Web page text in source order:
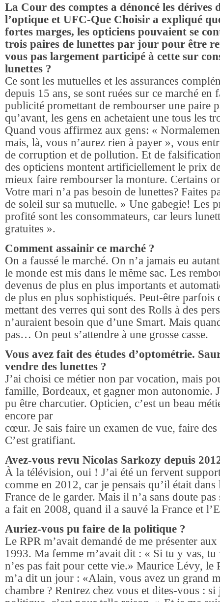
La Cour des comptes a dénoncé les dérives
l’optique et UFC-Que Choisir a expliqué
fortes marges, les opticiens pouvaient se
trois paires de lunettes par jour pour être
vous pas largement participé à cette sur
lunettes ?
Ce sont les mutuelles et les assurances
depuis 15 ans, se sont ruées sur ce marché en
publicité promettant de rembourser une paire
qu’avant, les gens en achetaient une tous les
Quand vous affirmez aux gens: «
mais, là, vous n’aurez rien à payer », vous
de corruption et de pollution. Et de
des opticiens montent artificiellement le prix
mieux faire rembourser la monture. Certains
Votre mari n’a pas besoin de lunettes? Faites
de soleil sur sa mutuelle. » Une gabegie! Les
profité sont les consommateurs, car leurs
gratuites ».
Comment assainir ce marché ?
On a faussé le marché. On n’a jamais eu
le monde est mis dans le même sac. Les
devenus de plus en plus importants et
de plus en plus sophistiqués. Peut-être parfois
mettant des verres qui sont des Rolls à des
n’auraient besoin que d’une Smart. Mais
pas… On peut s’attendre à une grosse casse.
Vous avez fait des études d’optométrie.
vendre des lunettes ?
J’ai choisi ce métier non par vocation, mais
famille, Bordeaux, et gagner mon autonomie.
pu être charcutier. Opticien, c’est un beau
encore par
cœur. Je sais faire un examen de vue, faire
C’est gratifiant.
Avez-vous revu Nicolas Sarkozy depuis
À la télévision, oui ! J’ai été un fervent
comme en 2012, car je pensais qu’il était dans
France de le garder. Mais il n’a sans doute
a fait en 2008, quand il a sauvé la France et
Auriez-vous pu faire de la politique ?
Le RPR m’avait demandé de me présenter
1993. Ma femme m’avait dit : « Si tu y vas, tu
n’es pas fait pour cette vie.» Maurice Lévy, le
m’a dit un jour : «Alain, vous avez un grand
chambre ? Rentrez chez vous et dites-vous : si